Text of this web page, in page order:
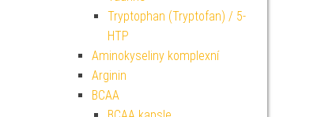
Tryptophan (Tryptofan) / 5-
HTP
Aminokyseliny komplexní
Arginin
BCAA